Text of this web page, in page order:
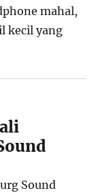
mahal,
kecil yang
Sound